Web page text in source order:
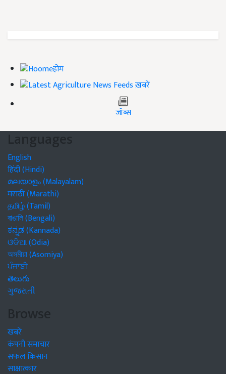
होम
ख़बरें
जॉब्स
Languages
English
हिंदी (Hindi)
മലയാളം (Malayalam)
मराठी (Marathi)
தமிழ் (Tamil)
বাঙালি (Bengali)
ಕನ್ನಡ (Kannada)
ଓଡିଆ (Odia)
অসমীয়া (Asomiya)
ਪੰਜਾਬੀ
తెలుగు
ગુજરાતી
Browse
खबरें
कंपनी समाचार
सफल किसान
साक्षात्कार